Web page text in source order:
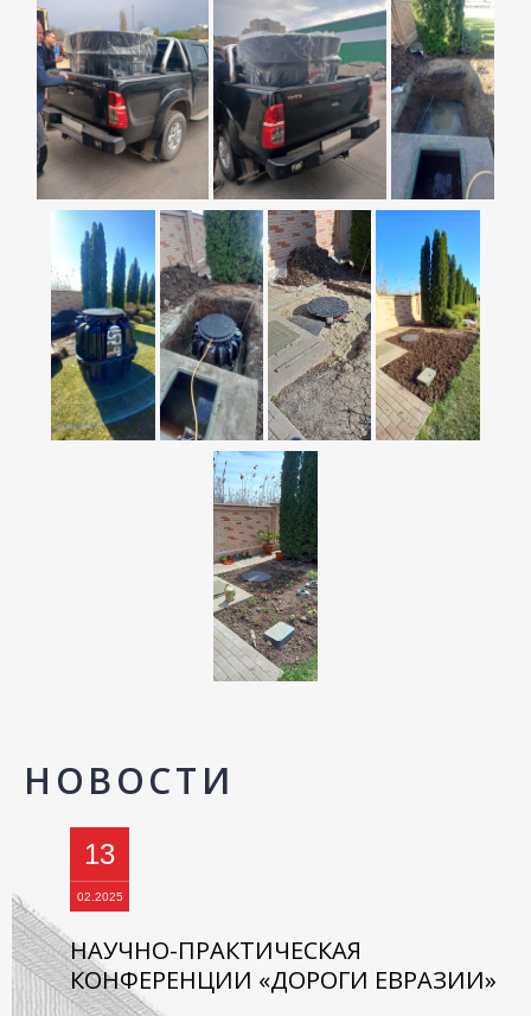
НОВОСТИ
13
02.2025
НАУЧНО-ПРАКТИЧЕСКАЯ
КОНФЕРЕНЦИИ «ДОРОГИ ЕВРАЗИИ»